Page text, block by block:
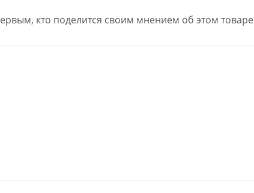
кто поделится своим мнением об этом товаре